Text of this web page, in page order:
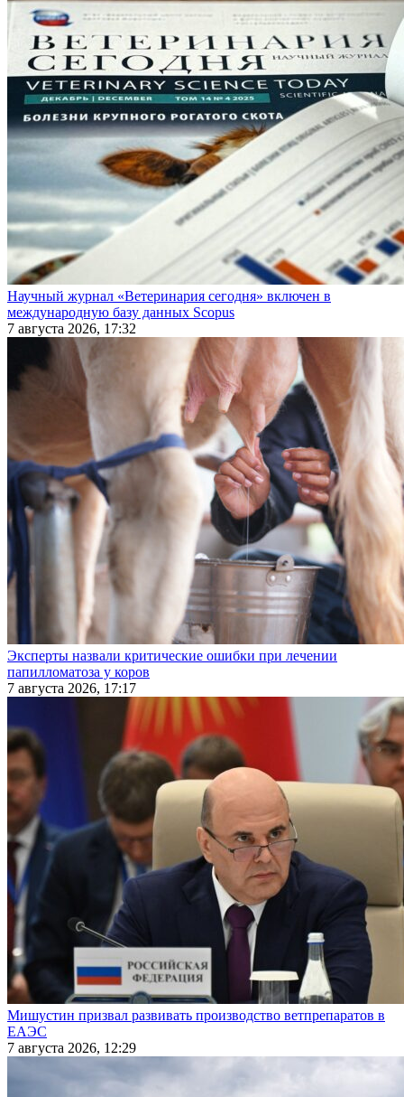
Научный журнал «Ветеринария сегодня» включен в
международную базу данных Scopus
7 августа 2026, 17:32
Эксперты назвали критические ошибки при лечении
папилломатоза у коров
7 августа 2026, 17:17
Мишустин призвал развивать производство ветпрепаратов в
ЕАЭС
7 августа 2026, 12:29